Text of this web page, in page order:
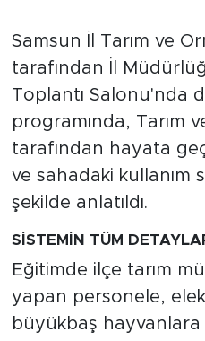
Samsun İl Tarım ve
tarafından İl
Toplantı Salonu'nda
programında, Tarım
tarafından hayata
ve sahadaki kullanım
şekilde anlatıldı.
SİSTEMİN TÜM
Eğitimde ilçe tarım
yapan personele,
büyükbaş